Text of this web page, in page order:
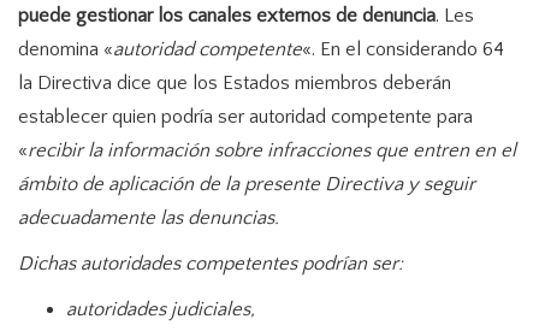
puede gestionar los canales externos de denuncia. Les
denomina «autoridad competente«. En el considerando 64
la Directiva dice que los Estados miembros deberán
establecer quien podría ser autoridad competente para
«recibir la información sobre infracciones que entren en el
ámbito de aplicación de la presente Directiva y seguir
adecuadamente las denuncias.
Dichas autoridades competentes podrían ser:
autoridades judiciales,